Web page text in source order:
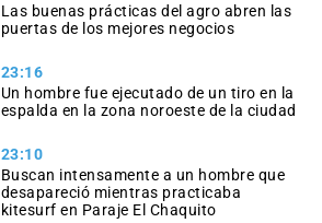
Las buenas prácticas del agro abren las
puertas de los mejores negocios
23:16
Un hombre fue ejecutado de un tiro en la
espalda en la zona noroeste de la ciudad
23:10
Buscan intensamente a un hombre que
desapareció mientras practicaba
kitesurf en Paraje El Chaquito